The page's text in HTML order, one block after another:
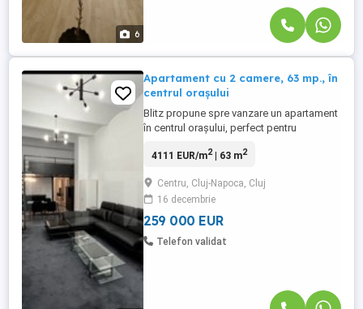
6
Apartament cu 2 camere, 63 mp., în
centrul orașului
Blitz propune spre vanzare un apartament
în centrul orașului, perfect pentru
apartamente. Acest apartament oferă un
dintr-un dormitor, un living cu bucătărie
deschisă, baie și cămară. Datorită înălțimii
pereților de 3,8 m, a ...
4111 EUR/m2| 63 m2
Centru, Cluj-Napoca, Cluj
16 decembrie
259 000 EUR
Telefon validat